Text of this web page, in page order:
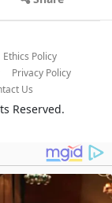
Ethics Policy
Privacy Policy
Us
Reserved.